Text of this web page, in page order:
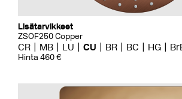
Lisätarvikkeet
ZSOF250 Copper
CR MB LU CU BR BC HG
Hinta 460 €